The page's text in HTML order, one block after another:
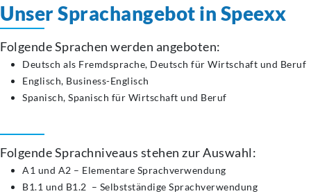
Unser Sprachangebot in Speexx
Folgende Sprachen werden angeboten:
Deutsch als Fremdsprache, Deutsch für Wirtschaft und Beruf
Englisch, Business-Englisch
Spanisch, Spanisch für Wirtschaft und Beruf
Folgende Sprachniveaus stehen zur Auswahl:
A1 und A2 – Elementare Sprachverwendung
B1.1 und B1.2 – Selbstständige Sprachverwendung